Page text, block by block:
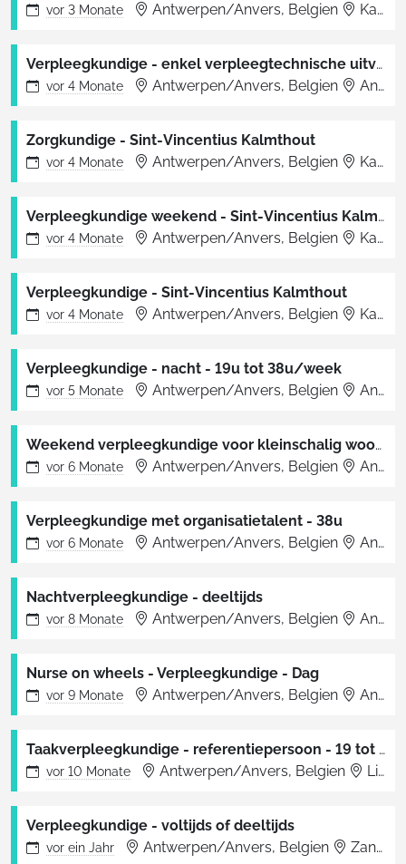
vor 3 Monate Antwerpen/Anvers, Belgien Kalmthout
Verpleegkundige - enkel verpleegtechnische uitvoeringen - 30u
vor 4 Monate Antwerpen/Anvers, Belgien Antwerpen
Zorgkundige - Sint-Vincentius Kalmthout
vor 4 Monate Antwerpen/Anvers, Belgien Kalmthout
Verpleegkundige weekend - Sint-Vincentius Kalmthout
vor 4 Monate Antwerpen/Anvers, Belgien Kalmthout
Verpleegkundige - Sint-Vincentius Kalmthout
vor 4 Monate Antwerpen/Anvers, Belgien Kalmthout
Verpleegkundige - nacht - 19u tot 38u/week
vor 5 Monate Antwerpen/Anvers, Belgien Antwerpen
Weekend verpleegkundige voor kleinschalig woonzorgcentrum
vor 6 Monate Antwerpen/Anvers, Belgien Antwerpen
Verpleegkundige met organisatietalent - 38u
vor 6 Monate Antwerpen/Anvers, Belgien Antwerpen
Nachtverpleegkundige - deeltijds
vor 8 Monate Antwerpen/Anvers, Belgien Antwerpen
Nurse on wheels - Verpleegkundige - Dag
vor 9 Monate Antwerpen/Anvers, Belgien Antwerpen
Taakverpleegkundige - referentiepersoon - 19 tot 30,4 uur
vor 10 Monate Antwerpen/Anvers, Belgien Lier
Verpleegkundige - voltijds of deeltijds
vor ein Jahr Antwerpen/Anvers, Belgien Zandhoven